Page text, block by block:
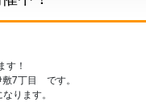
す！
7丁目 です。
ます。